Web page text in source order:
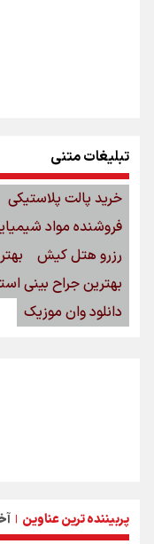
پربیننده ترین عناوین |
تبلیغات متنی
خرید پالت پلاستیکی
فروشنده مواد
رزرو هتل کیش
بهترین جراح بینی
دانلود وان موزیک